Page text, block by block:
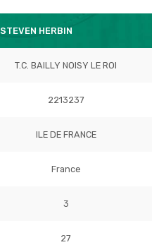
HERBIN
T.C. BAILLY NOISY LE ROI
2213237
ILE DE FRANCE
France
3
27